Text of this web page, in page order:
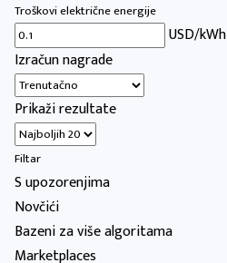
Troškovi električne energije
USD/kWh
Izračun nagrade
Prikaži rezultate
Filtar
S upozorenjima
Novčići
Bazeni za više algoritama
Marketplaces